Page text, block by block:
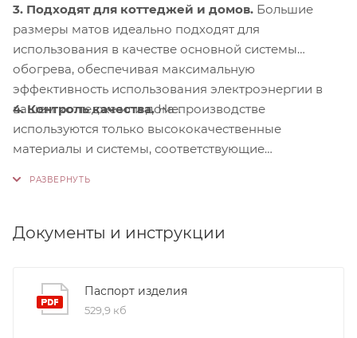
3. Подходят для коттеджей и домов. Большие
размеры матов идеально подходят для
использования в качестве основной системы
обогрева, обеспечивая максимальную
эффективность использования электроэнергии в
вашем коттедже или доме.
4. Контроль качества.На производстве
используются только высококачественные
материалы и системы, соответствующие
Документы и инструкции
Паспорт изделия
529,9 кб